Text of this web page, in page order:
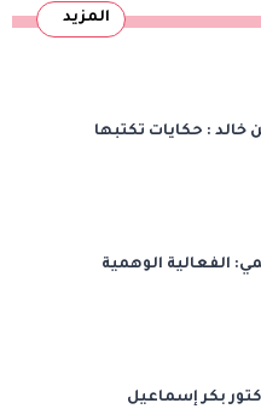
المزيد
: حكايات تكتبها
الفعالية الوهمية
بكر إسماعيل